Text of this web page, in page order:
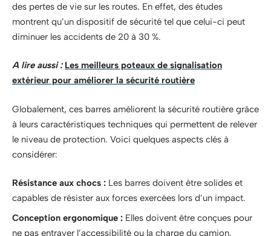
des pertes de vie sur les routes. En effet, des études
montrent qu’un dispositif de sécurité tel que celui-ci peut
diminuer les accidents de 20 à 30 %.
A lire aussi : Les meilleurs poteaux de signalisation
extérieur pour améliorer la sécurité routière
Globalement, ces barres améliorent la sécurité routière grâce
à leurs caractéristiques techniques qui permettent de relever
le niveau de protection. Voici quelques aspects clés à
considérer:
Résistance aux chocs : Les barres doivent être solides et
capables de résister aux forces exercées lors d’un impact.
Conception ergonomique : Elles doivent être conçues pour
ne pas entraver l’accessibilité ou la charge du camion.